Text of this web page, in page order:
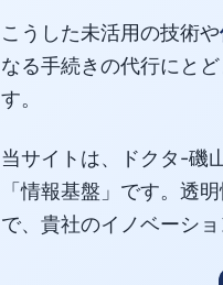
こうした未活用の技術や
なる手続きの代行にと
す。
当サイトは、ドクタ-磯
「情報基盤」です。透
で、貴社のイノベーシ